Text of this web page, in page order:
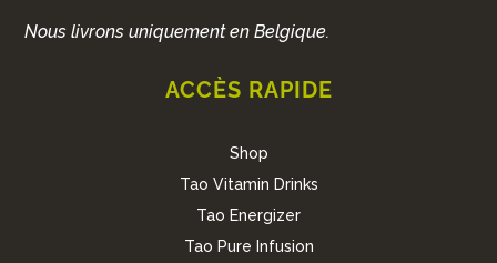
Nous livrons uniquement en Belgique.
ACCÈS RAPIDE
Shop
Tao Vitamin Drinks
Tao Energizer
Tao Pure Infusion